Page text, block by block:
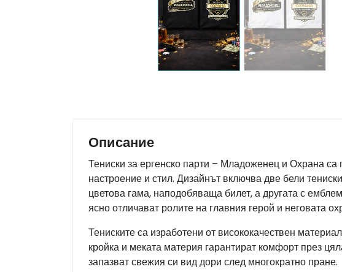
Описание
Тениски за ергенско парти – Младоженец и Охрана са
настроение и стил. Дизайнът включва две бели
цветова гама, наподобяваща билет, а другата с
ясно отличават ролите на главния герой и неговата
Тениските са изработени от висококачествен
кройка и меката материя гарантират комфорт през
запазват свежия си вид дори след многократно пране.